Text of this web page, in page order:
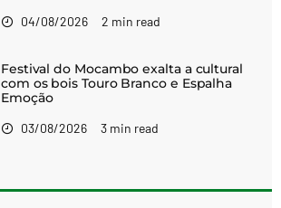
04/08/2026 2 min read
Festival do Mocambo exalta a cultural
com os bois Touro Branco e Espalha
Emoção
03/08/2026 3 min read